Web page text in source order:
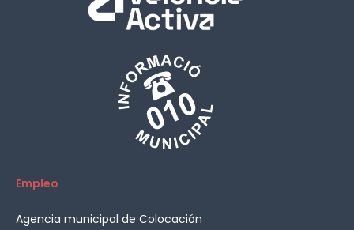
Empleo
Agencia municipal de Colocación